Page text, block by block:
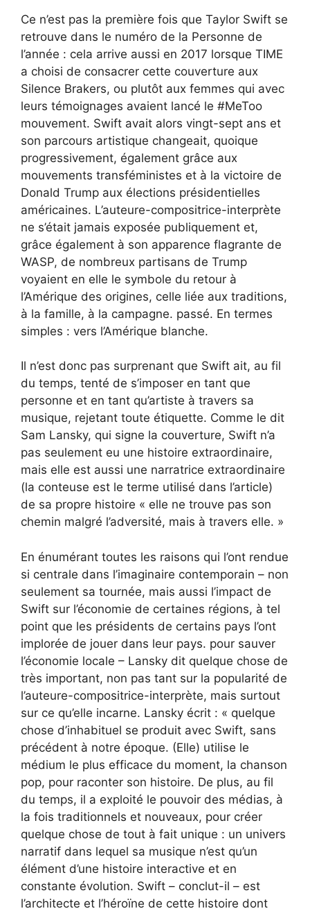
Ce n’est pas la première fois que Taylor Swift se
retrouve dans le numéro de la Personne de
l’année : cela arrive aussi en 2017 lorsque TIME
a choisi de consacrer cette couverture aux
Silence Brakers, ou plutôt aux femmes qui avec
leurs témoignages avaient lancé le #MeToo
mouvement. Swift avait alors vingt-sept ans et
son parcours artistique changeait, quoique
progressivement, également grâce aux
mouvements transféministes et à la victoire de
Donald Trump aux élections présidentielles
américaines. L’auteure-compositrice-interprète
ne s’était jamais exposée publiquement et,
grâce également à son apparence flagrante de
WASP, de nombreux partisans de Trump
voyaient en elle le symbole du retour à
l’Amérique des origines, celle liée aux traditions,
à la famille, à la campagne. passé. En termes
simples : vers l’Amérique blanche.
Il n’est donc pas surprenant que Swift ait, au fil
du temps, tenté de s’imposer en tant que
personne et en tant qu’artiste à travers sa
musique, rejetant toute étiquette. Comme le dit
Sam Lansky, qui signe la couverture, Swift n’a
pas seulement eu une histoire extraordinaire,
mais elle est aussi une narratrice extraordinaire
(la conteuse est le terme utilisé dans l’article)
de sa propre histoire « elle ne trouve pas son
chemin malgré l’adversité, mais à travers elle. »
En énumérant toutes les raisons qui l’ont rendue
si centrale dans l’imaginaire contemporain – non
seulement sa tournée, mais aussi l’impact de
Swift sur l’économie de certaines régions, à tel
point que les présidents de certains pays l’ont
implorée de jouer dans leur pays. pour sauver
l’économie locale – Lansky dit quelque chose de
très important, non pas tant sur la popularité de
l’auteure-compositrice-interprète, mais surtout
sur ce qu’elle incarne. Lansky écrit : « quelque
chose d’inhabituel se produit avec Swift, sans
précédent à notre époque. (Elle) utilise le
médium le plus efficace du moment, la chanson
pop, pour raconter son histoire. De plus, au fil
du temps, il a exploité le pouvoir des médias, à
la fois traditionnels et nouveaux, pour créer
quelque chose de tout à fait unique : un univers
narratif dans lequel sa musique n’est qu’un
élément d’une histoire interactive et en
constante évolution. Swift – conclut-il – est
l’architecte et l’héroïne de cette histoire dont